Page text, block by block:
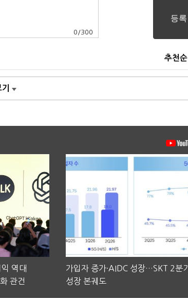
0 /300
추천순
역대
관건
가입자 증가·AIDC 성장…SKT 2분기
성장 본궤도